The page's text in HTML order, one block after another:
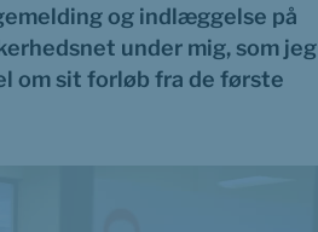
og indlæggelse på
under mig, som jeg
om sit forløb fra de første